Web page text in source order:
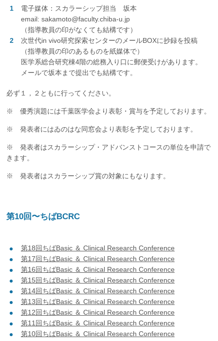
電子媒体：スカラーシップ担当 坂本
email: sakamoto@faculty.chiba-u.jp
（指導教員の印がなくても結構です）
次世代in vivo研究探索センターのメールBOXに抄録を投稿
（指導教員の印のあるものを紙媒体で）
医学系総合研究棟4階の総務入り口に郵便受けがあります。
メールで坂本まで提出でも結構です。
必ず１，２ともに行ってください。
※ 優秀演題には千葉医学会より表彰・賞与を予定しております。
※ 発表者にはゐのはな同窓会より表彰を予定しております。
※ 発表者はスカラーシップ・アドバンストコースの単位を申請で
きます。
※ 発表者はスカラーシップ賞の対象にもなります。
第10回〜ちばBCRC
第18回ちばBasic ＆ Clinical Research Conference
第17回ちばBasic ＆ Clinical Research Conference
第16回ちばBasic ＆ Clinical Research Conference
第15回ちばBasic ＆ Clinical Research Conference
第14回ちばBasic ＆ Clinical Research Conference
第13回ちばBasic ＆ Clinical Research Conference
第12回ちばBasic ＆ Clinical Research Conference
第11回ちばBasic ＆ Clinical Research Conference
第10回ちばBasic ＆ Clinical Research Conference